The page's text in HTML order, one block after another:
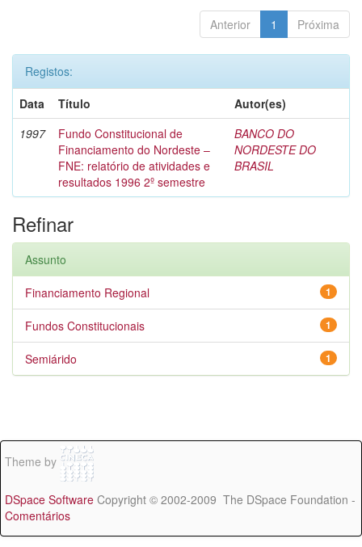
Anterior 1 Próxima
Registos:
Data
Título
Autor(es)
1997
Fundo Constitucional de
Financiamento do Nordeste –
FNE: relatório de atividades e
resultados 1996 2º semestre
BANCO DO
NORDESTE DO
BRASIL
Refinar
Assunto
1
Financiamento Regional
1
Fundos Constitucionais
1
Semiárido
Theme by
DSpace Software Copyright © 2002-2009 The DSpace Foundation -
Comentários